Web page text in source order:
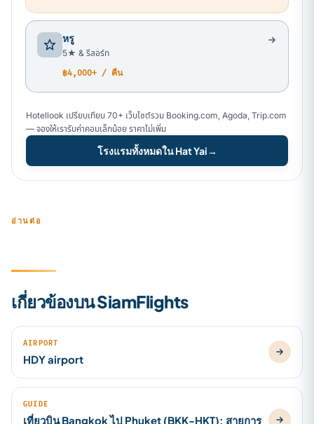
หรู
5★ & รีสอร์ท
฿4,000+ / คืน
Hotellook เปรียบเทียบ 70+ เว็บไซต์รวม Booking.com, Agoda, Trip.com
— จองให้เรารับค่าคอมเล็กน้อย ราคาไม่เพิ่ม
โรงแรมทั้งหมดใน Hat Yai→
อ่านต่อ
เกี่ยวข้องบน SiamFlights
AIRPORT
HDY airport
GUIDE
เที่ยวบิน Bangkok ไป Phuket (BKK-HKT): สายการ